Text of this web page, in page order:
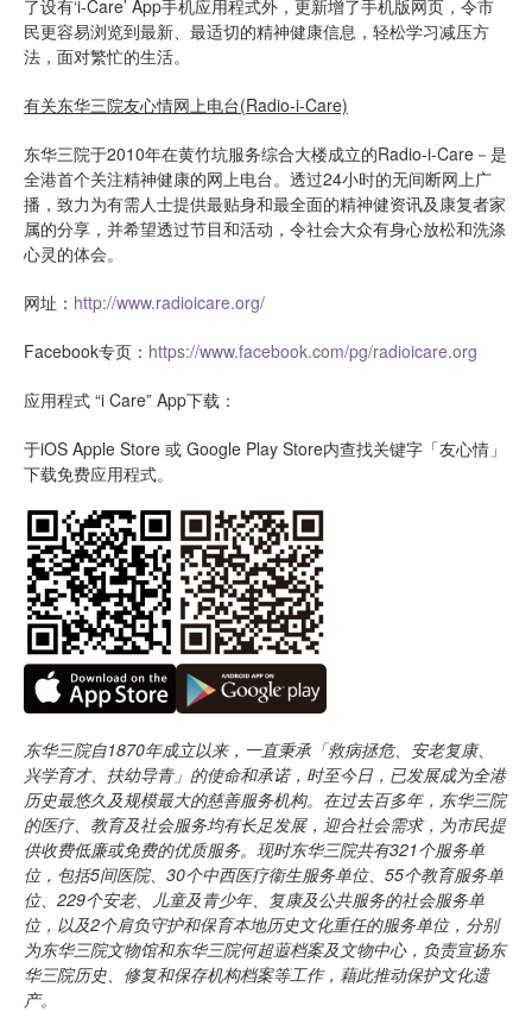
了设有‘i-Care’ App手机应用程式外，更新增了手机版网页，令市
民更容易浏览到最新、最适切的精神健康信息，轻松学习减压方
法，面对繁忙的生活。
有关东华三院友心情网上电台(Radio-i-Care)
东华三院于2010年在黄竹坑服务综合大楼成立的Radio-i-Care－是
全港首个关注精神健康的网上电台。透过24小时的无间断网上广
播，致力为有需人士提供最贴身和最全面的精神健资讯及康复者家
属的分享，并希望透过节目和活动，令社会大众有身心放松和洗涤
心灵的体会。
网址： http://www.radioicare.org/
Facebook专页： https://www.facebook.com/pg/radioicare.org
应用程式 “i Care” App下载：
于iOS Apple Store 或 Google Play Store内查找关键字「友心情」
下载免费应用程式。
东华三院自1870年成立以来，一直秉承「救病拯危、安老复康、
兴学育才、扶幼导青」的使命和承诺，时至今日，已发展成为全港
历史最悠久及规模最大的慈善服务机构。在过去百多年，东华三院
的医疗、教育及社会服务均有长足发展，迎合社会需求，为市民提
供收费低廉或免费的优质服务。现时东华三院共有321个服务单
位，包括5间医院、30个中西医疗衞生服务单位、55个教育服务单
位、229个安老、儿童及青少年、复康及公共服务的社会服务单
位，以及2个肩负守护和保育本地历史文化重任的服务单位，分别
为东华三院文物馆和东华三院何超蕸档案及文物中心，负责宣扬东
华三院历史、修复和保存机构档案等工作，藉此推动保护文化遗
产。